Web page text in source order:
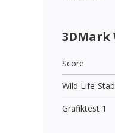
3DMark
Score
Wild Life-
Grafiktest 1